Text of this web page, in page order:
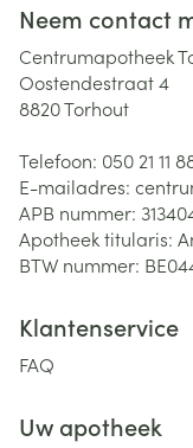
Neem contact
Centrumapotheek
Oostendestraat 4
8820Torhout
Telefoon: 050 21 11
E-mailadres:
APB nummer:
Apotheek titularis:
BTW nummer:
Klantenservice
FAQ
Uw apotheek